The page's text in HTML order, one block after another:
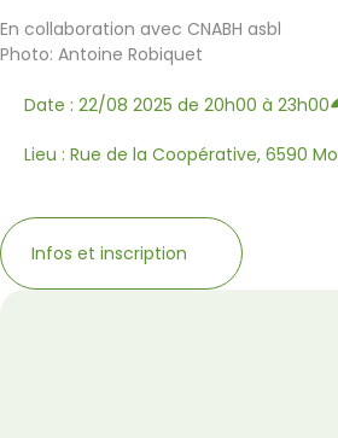
En collaboration avec CNABH asbl
Photo: Antoine Robiquet
Date : 22/08 2025 de 20h00 à 23h00
Lieu : Rue de la Coopérative, 6590
Infos et inscription